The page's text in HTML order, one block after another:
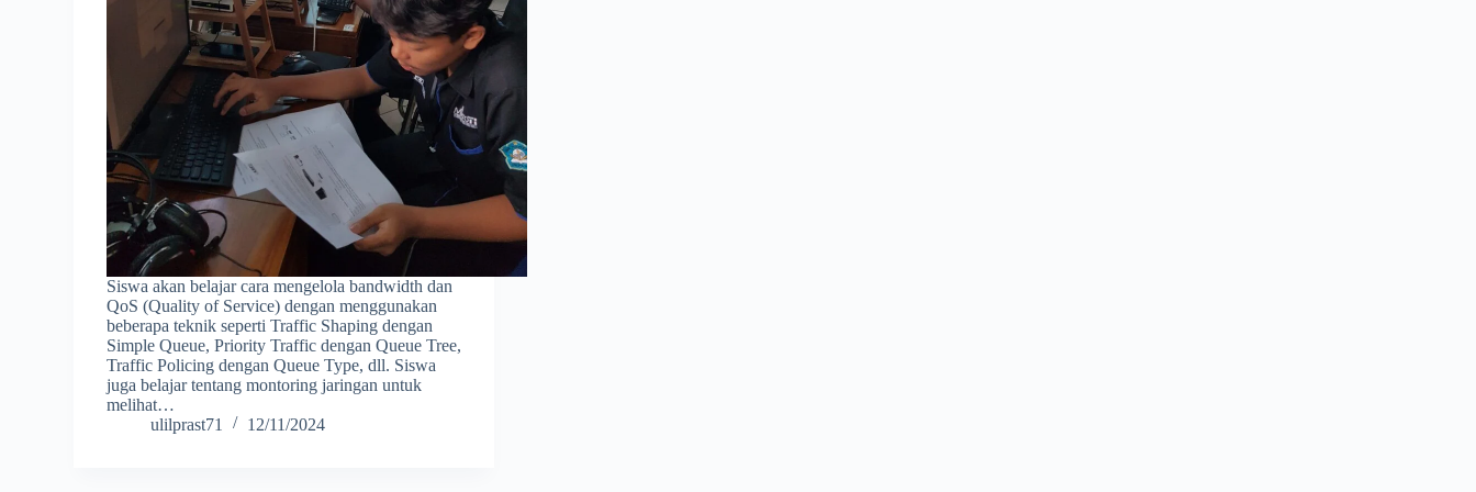
Siswa akan belajar cara mengelola bandwidth dan
QoS (Quality of Service) dengan menggunakan
beberapa teknik seperti Traffic Shaping dengan
Simple Queue, Priority Traffic dengan Queue Tree,
Traffic Policing dengan Queue Type, dll. Siswa
juga belajar tentang montoring jaringan untuk
melihat…
ulilprast71
12/11/2024